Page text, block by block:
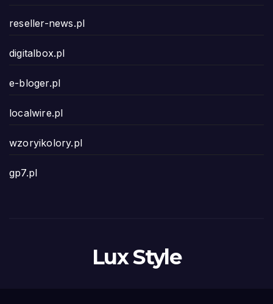
reseller-news.pl
digitalbox.pl
e-bloger.pl
localwire.pl
wzoryikolory.pl
gp7.pl
Lux Style